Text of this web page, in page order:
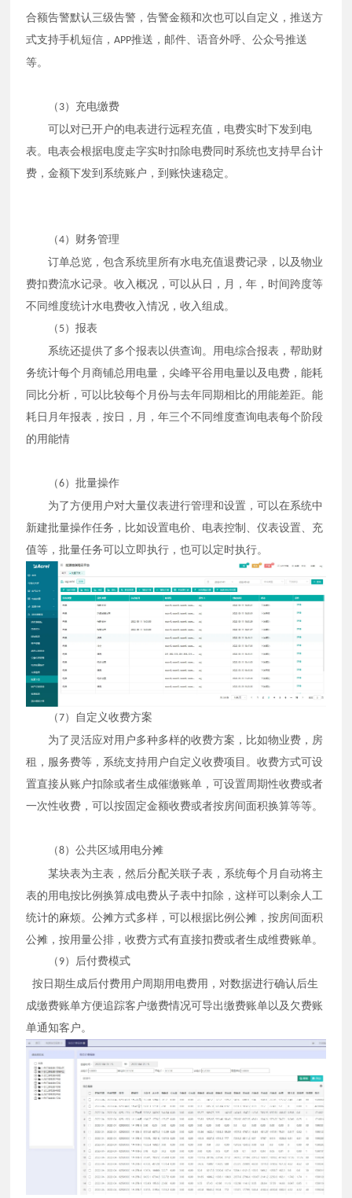
合额告警默认三级告警，告警金额和次也可以自定义，推送方
式支持手机短信，APP推送，邮件、语音外呼、公众号推送
等。
（ 3）充电缴费
可以对已开户的电表进行远程充值，电费实时下发到电
表。电表会根据电度走字实时扣除电费同时系统也支持早台计
费，金额下发到系统账户，到账快速稳定。
（4）财务管理
订单总览，包含系统里所有水电充值退费记录，以及物业
费扣费流水记录。收入概况，可以从日，月，年，时间跨度等
不同维度统计水电费收入情况，收入组成。
（ 5）报表
系统还提供了多个报表以供查询。用电综合报表，帮助财
务统计每个月商铺总用电量，尖峰平谷用电量以及电费，能耗
同比分析，可以比较每个月份与去年同期相比的用能差距。能
耗日月年报表，按日，月，年三个不同维度查询电表每个阶段
的用能情
（6）批量操作
为了方便用户对大量仪表进行管理和设置，可以在系统中
新建批量操作任务，比如设置电价、电表控制、仪表设置、充
值等，批量任务可以立即执行，也可以定时执行。
（7）自定义收费方案
为了灵活应对用户多种多样的收费方案，比如物业费，房
租，服务费等，系统支持用户自定义收费项目。收费方式可设
置直接从账户扣除或者生成催缴账单，可设置周期性收费或者
一次性收费，可以按固定金额收费或者按房间面积换算等等。
（8）公共区域用电分摊
某块表为主表，然后分配关联子表，系统每个月自动将主
表的用电按比例换算成电费从子表中扣除，这样可以剩余人工
统计的麻烦。公摊方式多样，可以根据比例公摊，按房间面积
公摊，按用量公排，收费方式有直接扣费或者生成维费账单。
（ 9）后付费模式
按日期生成后付费用户周期用电费用，对数据进行确认后生
成缴费账单方便追踪客户缴费情况可导出缴费账单以及欠费账
单通知客户。